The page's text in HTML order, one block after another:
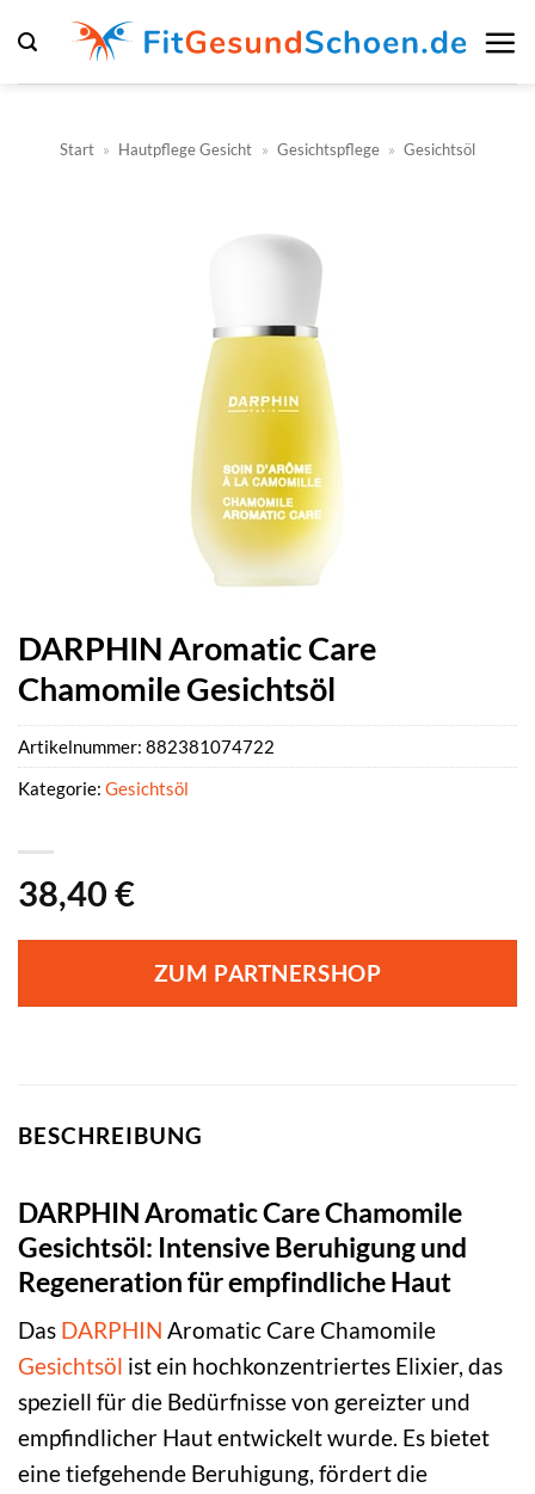
Inhalt
springen
Start » Hautpflege Gesicht » Gesichtspflege » Gesichtsöl
DARPHIN Aromatic Care
Chamomile Gesichtsöl
38,40 €
ZUM PARTNERSHOP
Artikelnummer: 882381074722
Kategorie: Gesichtsöl
BESCHREIBUNG
DARPHIN Aromatic Care Chamomile
Gesichtsöl: Intensive Beruhigung und
Regeneration für empfindliche Haut
Das DARPHIN Aromatic Care Chamomile
Gesichtsöl ist ein hochkonzentriertes Elixier, das
speziell für die Bedürfnisse von gereizter und
empfindlicher Haut entwickelt wurde. Es bietet
eine tiefgehende Beruhigung, fördert die